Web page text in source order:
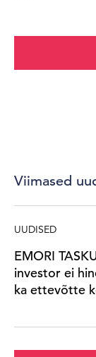
Viimased
UUDISED
EMORI
investor ei
ka ettevõtte